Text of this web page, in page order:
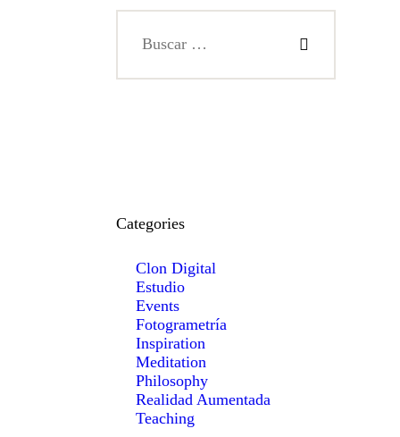
Categories
Clon Digital
Estudio
Events
Fotogrametría
Inspiration
Meditation
Philosophy
Realidad Aumentada
Teaching